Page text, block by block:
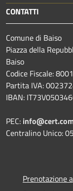
CONTATTI
Comune di Baiso
Piazza della
Baiso
Codice Fiscale:
Partita IVA:
IBAN:
PEC:
Centralino Unico:
Prenotazione